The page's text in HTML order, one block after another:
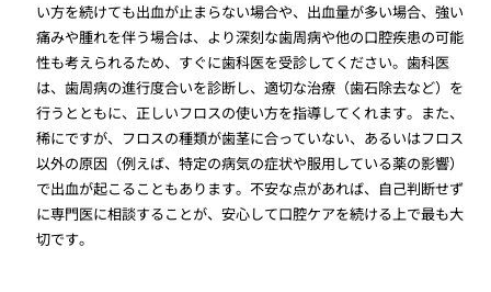
い方を続けても出血が止まらない場合や、出血量が多い場合、強い
痛みや腫れを伴う場合は、より深刻な歯周病や他の口腔疾患の可能
性も考えられるため、すぐに歯科医を受診してください。歯科医
は、歯周病の進行度合いを診断し、適切な治療（歯石除去など）を
行うとともに、正しいフロスの使い方を指導してくれます。また、
稀にですが、フロスの種類が歯茎に合っていない、あるいはフロス
以外の原因（例えば、特定の病気の症状や服用している薬の影響）
で出血が起こることもあります。不安な点があれば、自己判断せず
に専門医に相談することが、安心して口腔ケアを続ける上で最も大
切です。